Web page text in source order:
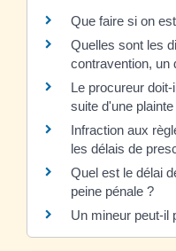
Que faire si on
Quelles sont les
contravention, un
Le procureur
suite d'une plainte
Infraction aux
les délais de
Quel est le délai
peine pénale ?
Un mineur peut-il